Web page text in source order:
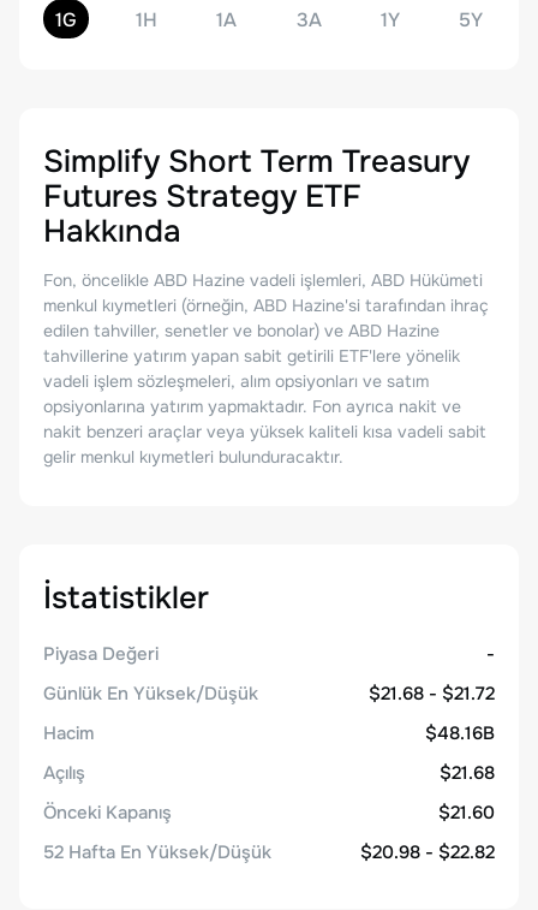
1G 1H 1A 3A 1Y 5Y
Simplify Short Term Treasury
Futures Strategy ETF
Hakkında
Fon, öncelikle ABD Hazine vadeli işlemleri, ABD Hükümeti
menkul kıymetleri (örneğin, ABD Hazine'si tarafından ihraç
edilen tahviller, senetler ve bonolar) ve ABD Hazine
tahvillerine yatırım yapan sabit getirili ETF'lere yönelik
vadeli işlem sözleşmeleri, alım opsiyonları ve satım
opsiyonlarına yatırım yapmaktadır. Fon ayrıca nakit ve
nakit benzeri araçlar veya yüksek kaliteli kısa vadeli sabit
gelir menkul kıymetleri bulunduracaktır.
İstatistikler
Piyasa Değeri
-
Günlük En Yüksek/Düşük
$21.68 - $21.72
Hacim
$48.16B
Açılış
$21.68
Önceki Kapanış
$21.60
52 Hafta En Yüksek/Düşük
$20.98 - $22.82